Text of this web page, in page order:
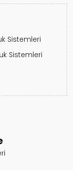
Sistemleri
Sistemleri